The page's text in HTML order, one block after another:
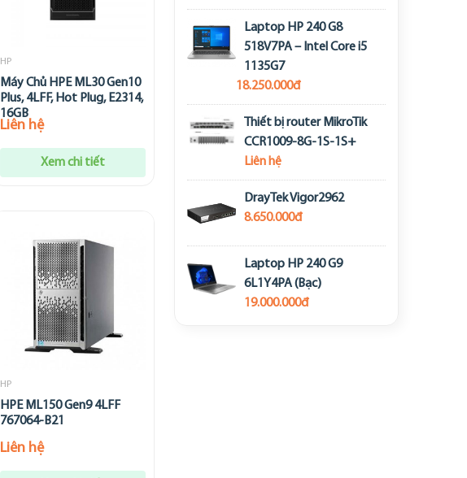
HP
Máy Chủ HPE ML30 Gen10
Plus, 4LFF, Hot Plug, E2314,
16GB
Liên hệ
Xem chi tiết
HP
HPE ML150 Gen9 4LFF
767064-B21
Liên hệ
Laptop HP 240 G8
518V7PA – Intel Core i5
1135G7
18.250.000đ
Thiết bị router MikroTik
CCR1009-8G-1S-1S+
Liên hệ
DrayTek Vigor2962
8.650.000đ
Laptop HP 240 G9
6L1Y4PA (Bạc)
19.000.000đ